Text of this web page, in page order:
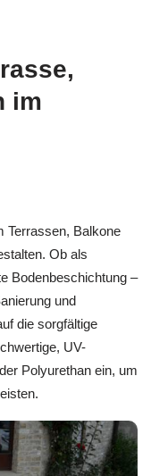
im
Terrassen, Balkone
Ob als
Bodenbeschichtung –
und
die sorgfältige
UV-
Polyurethan ein, um